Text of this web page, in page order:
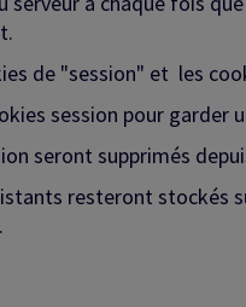
de "session" et les
session pour garder
seront supprimés
resteront stockés